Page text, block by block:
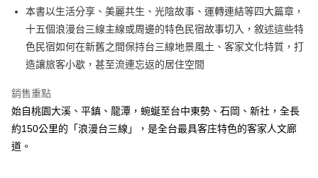
街口支付
悠遊付
ATM付款
運送方式
宅配
每筆NT$70，滿NT$799(含以上)免運費
本書以生活分享、美麗共生、光陰故事、運轉連結等四大篇章，
十五個浪漫台三線主線或周邊的特色民宿故事切入，敘述這些特
色民宿如何在新舊之間保持台三線地景風土、客家文化特質，打
造讓旅客小歇，甚至流連忘返的居住空間
銷售重點
始自桃園大溪、平鎮、龍潭，蜿蜒至台中東勢、石岡、新社，全長
約150公里的「浪漫台三線」，是全台最具客庄特色的客家人文廊
道。